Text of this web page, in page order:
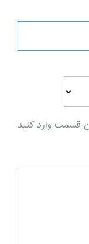
قسمت وارد کنید